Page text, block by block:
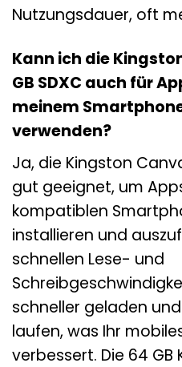
Nutzungsdauer, oft
Kann ich die
GB SDXC auch für
meinem
verwenden?
Ja, die Kingston
gut geeignet, um
kompatiblen
installieren und
schnellen Lese- und
schneller geladen
laufen, was Ihr
verbessert. Die 64